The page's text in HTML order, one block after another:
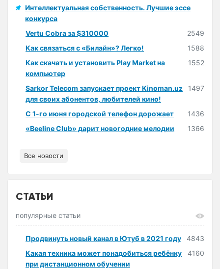
Интеллектуальная собственность. Лучшие эссе
конкурса
Vertu Cobra за $310000
2549
Как связаться с «Билайн»? Легко!
1588
Как скачать и установить Play Market на
компьютер
1552
Sarkor Telecom запускает проект Kinoman.uz
для своих абонентов, любителей кино!
1497
С 1-го июня городской телефон дорожает
1436
«Beeline Club» дарит новогодние мелодии
1366
Все новости
СТАТЬИ
популярные статьи
Продвинуть новый канал в Ютуб в 2021 году
4843
Какая техника может понадобиться ребёнку
при дистанционном обучении
4160